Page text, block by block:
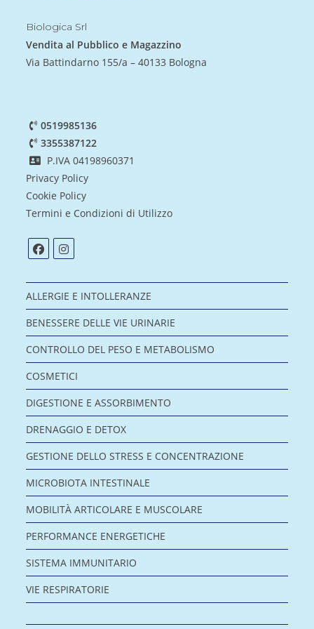
Biologica Srl
Vendita al Pubblico e Magazzino
Via Battindarno 155/a – 40133 Bologna
0519985136
3355387122
P.IVA 04198960371
Privacy Policy
Cookie Policy
Termini e Condizioni di Utilizzo
ALLERGIE E INTOLLERANZE
BENESSERE DELLE VIE URINARIE
CONTROLLO DEL PESO E METABOLISMO
COSMETICI
DIGESTIONE E ASSORBIMENTO
DRENAGGIO E DETOX
GESTIONE DELLO STRESS E CONCENTRAZIONE
MICROBIOTA INTESTINALE
MOBILITÀ ARTICOLARE E MUSCOLARE
PERFORMANCE ENERGETICHE
SISTEMA IMMUNITARIO
VIE RESPIRATORIE